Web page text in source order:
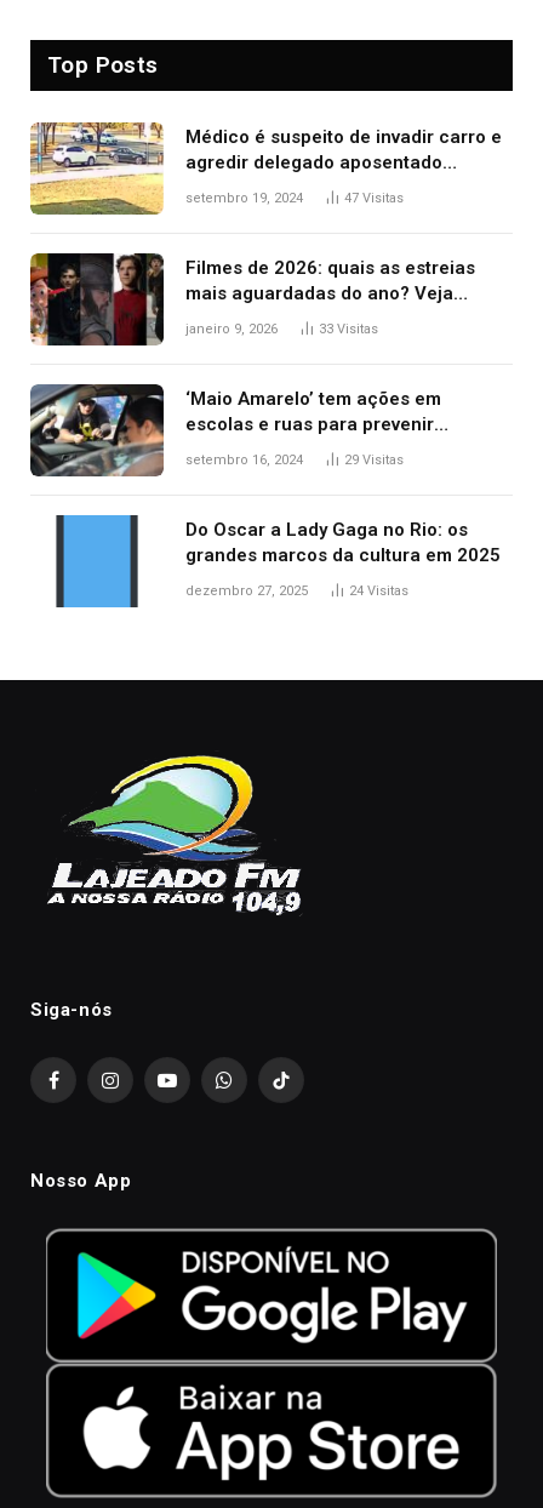
Top Posts
Médico é suspeito de invadir carro e
agredir delegado aposentado
durante confusão no trânsito
setembro 19, 2024 47 Visitas
Filmes de 2026: quais as estreias
mais aguardadas do ano? Veja
principais lançamentos do cinema
janeiro 9, 2026 33 Visitas
‘Maio Amarelo’ tem ações em
escolas e ruas para prevenir
acidentes no trânsito no AP
setembro 16, 2024 29 Visitas
Do Oscar a Lady Gaga no Rio: os
grandes marcos da cultura em 2025
dezembro 27, 2025 24 Visitas
Siga-nós
FacebookInstagramYouTubeWhatsAppTikTok
Nosso App